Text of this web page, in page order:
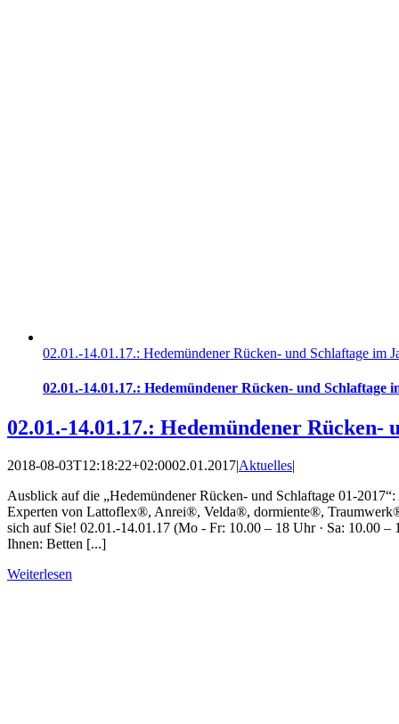
02.01.-14.01.17.: Hedemündener Rücken- und Schlaftage im
02.01.-14.01.17.: Hedemündener Rücken- und Schlaftage
02.01.-14.01.17.: Hedemündener Rücken-
2018-08-03T12:18:22+02:0002.01.2017|Aktuelles|
Ausblick auf die „Hedemündener Rücken- und Schlaftage 01-
Experten von Lattoflex®, Anrei®, Velda®, dormiente®,
sich auf Sie! 02.01.-14.01.17 (Mo - Fr: 10.00 – 18 Uhr · Sa: 10.00
Ihnen: Betten [...]
Weiterlesen